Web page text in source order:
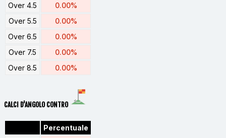
Over 4.5
0.00%
Over 5.5
0.00%
Over 6.5
0.00%
Over 7.5
0.00%
Over 8.5
0.00%
CALCI D'ANGOLO CONTRO
Percentuale